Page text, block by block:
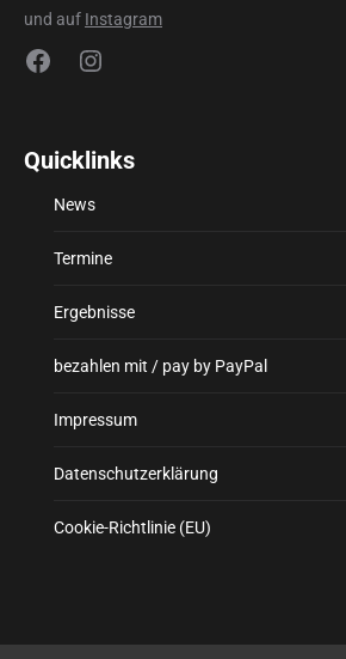
und auf Instagram
FacebookInstagram
Quicklinks
News
Termine
Ergebnisse
bezahlen mit / pay by PayPal
Impressum
Datenschutzerklärung
Cookie-Richtlinie (EU)